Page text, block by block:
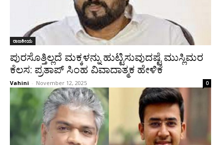
ರಾಜಕೀಯ
ಪುರಸೊತ್ತಿಲ್ಲದೆ ಮಕ್ಕಳನ್ನು ಹುಟ್ಟಿಸುವುದಷ್ಟೆ ಮುಸ್ಲಿಮರ
ಕೆಲಸ: ಪ್ರತಾಪ್ ಸಿಂಹ ವಿವಾದಾತ್ಮಕ ಹೇಳಿಕೆ
Vahini - November 12, 2025 0